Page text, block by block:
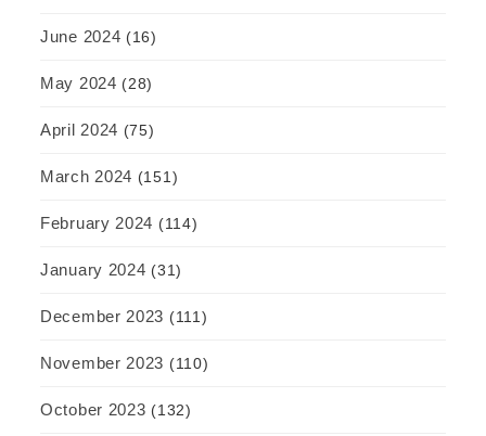
June 2024 (16)
May 2024 (28)
April 2024 (75)
March 2024 (151)
February 2024 (114)
January 2024 (31)
December 2023 (111)
November 2023 (110)
October 2023 (132)